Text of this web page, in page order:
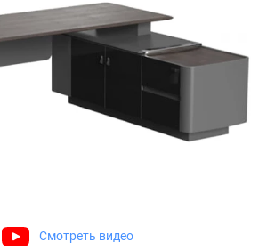
Смотреть видео